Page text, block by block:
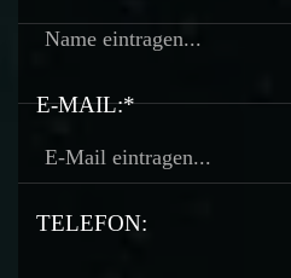
E-MAIL:*
TELEFON: